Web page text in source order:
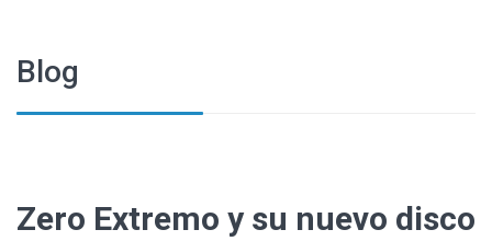
Blog
Zero Extremo y su nuevo disco